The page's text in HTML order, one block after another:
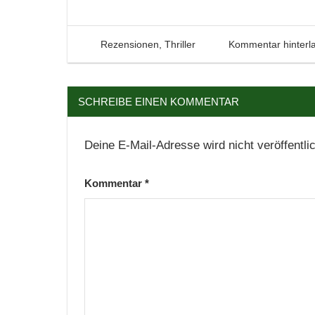
Literatur
Rezension
Roman
Thriller
27. Juni 2026
Tintenhain
Rezensionen Thriller Kommentar
SCHREIBE EINEN KOMMENTAR
Deine E-Mail-Adresse wird nicht
Kommentar *